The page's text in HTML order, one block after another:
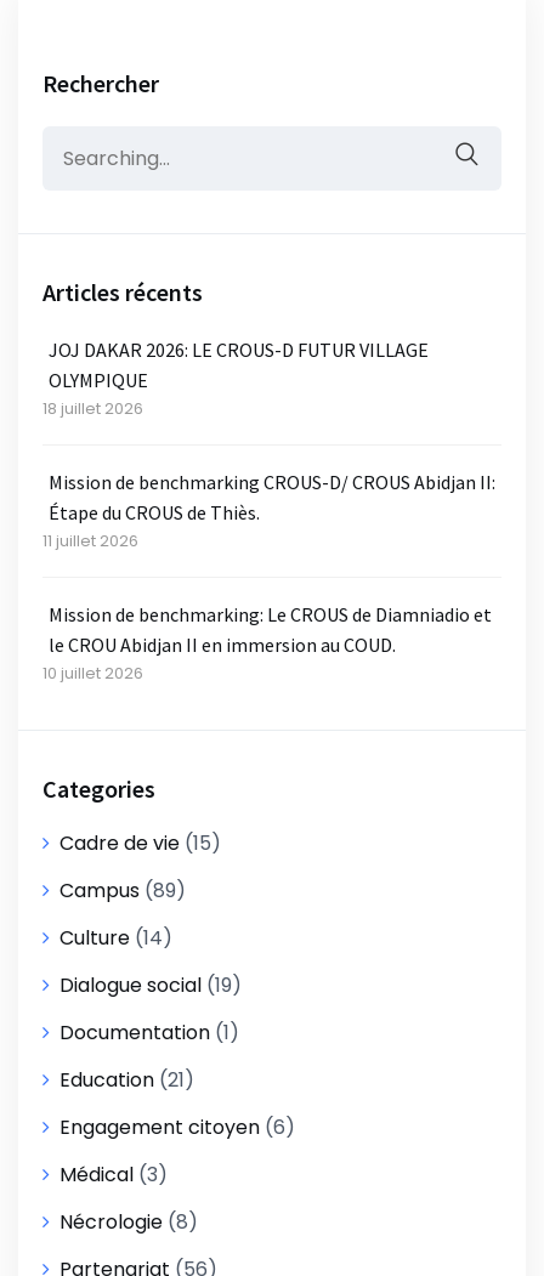
Rechercher
for:
Articles récents
JOJ DAKAR 2026: LE CROUS-D FUTUR VILLAGE
OLYMPIQUE
18 juillet 2026
Mission de benchmarking CROUS-D/ CROUS Abidjan II:
Étape du CROUS de Thiès.
11 juillet 2026
Mission de benchmarking: Le CROUS de Diamniadio et
le CROU Abidjan II en immersion au COUD.
10 juillet 2026
Categories
Cadre de vie (15)
Campus (89)
Culture (14)
Dialogue social (19)
Documentation (1)
Education (21)
Engagement citoyen (6)
Médical (3)
Nécrologie (8)
Partenariat (56)